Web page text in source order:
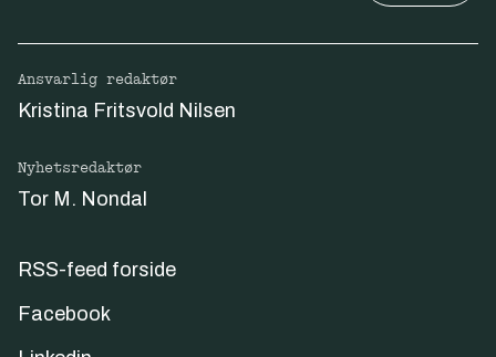
Ansvarlig redaktør
Kristina Fritsvold Nilsen
Nyhetsredaktør
Tor M. Nondal
RSS-feed forside
Facebook